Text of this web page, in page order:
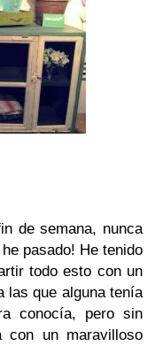
de semana, nunca
pasado! He tenido
todo esto con un
las que alguna tenía
conocía, pero sin
con un maravilloso